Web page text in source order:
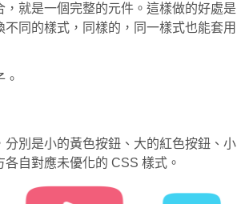
，就是一個完整的元件。這樣做的好處是
不同的樣式，同樣的，同一樣式也能套用
分別是小的黃色按鈕、大的紅色按鈕、小
各自對應未優化的 CSS 樣式。